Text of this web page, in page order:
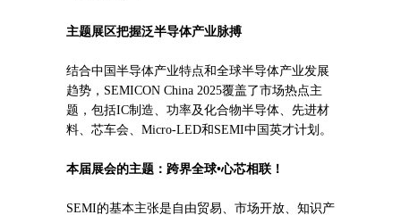
主题展区把握泛半导体产业脉搏
结合中国半导体产业特点和全球半导体产业发展
趋势，SEMICON China 2025覆盖了市场热点主
题，包括IC制造、功率及化合物半导体、先进材
料、芯车会、Micro-LED和SEMI中国英才计划。
本届展会的主题：跨界全球•心芯相联！
SEMI的基本主张是自由贸易、市场开放、知识产